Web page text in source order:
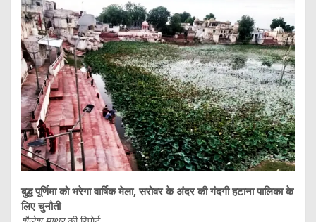
बुद्ध पूर्णिमा को भरेगा वार्षिक मेला, सरोवर के अंदर की गंदगी हटाना पालिका के
लिए चुनौती